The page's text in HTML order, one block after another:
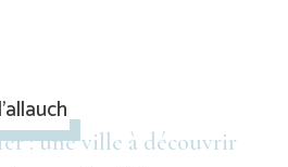
: une ville à découvrir